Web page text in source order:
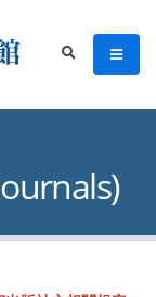
書館
search